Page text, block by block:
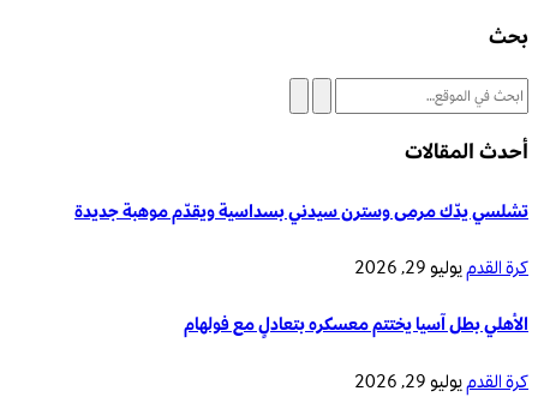
بحث
أحدث المقالات
تشلسي يدّك مرمى وسترن سيدني بسداسية ويقدّم موهبة جديدة
كرة القدميوليو 29, 2026
الأهلي بطل آسيا يختتم معسكره بتعادلٍ مع فولهام
كرة القدميوليو 29, 2026